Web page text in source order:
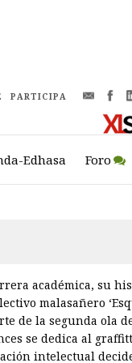
PARTICIPA
Edhasa Foro
académica, su
malasañero
de la segunda ola
se dedica al
intelectual